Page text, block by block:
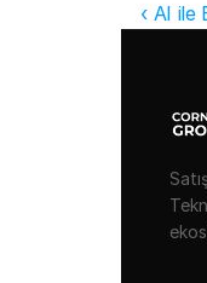
‹ AI ile